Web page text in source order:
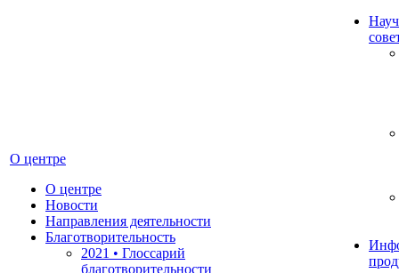
О центре
О центре
Новости
Направления деятельности
Благотворительность
2021 • Глоссарий
благотворительности